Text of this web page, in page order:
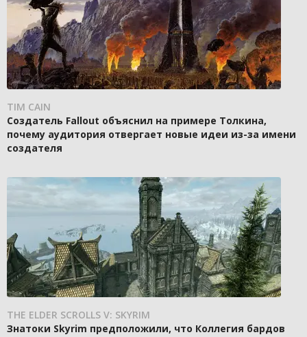
TIM CAIN
Создатель Fallout объяснил на примере Толкина,
почему аудитория отвергает новые идеи из-за имени
создателя
THE ELDER SCROLLS V: SKYRIM
Знатоки Skyrim предположили, что Коллегия бардов